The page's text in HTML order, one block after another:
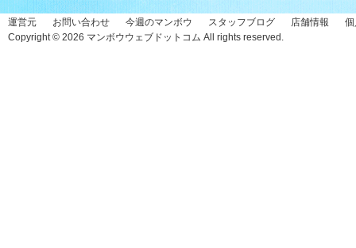
運営元 お問い合わせ 今週のマンボウ スタッフブログ 店舗情報
Copyright © 2026 マンボウウェブドットコム All rights reserved.